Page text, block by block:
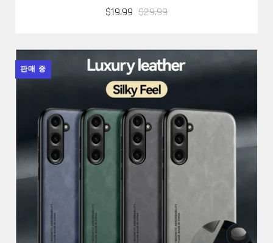
$19.99 $29.99
판매 중